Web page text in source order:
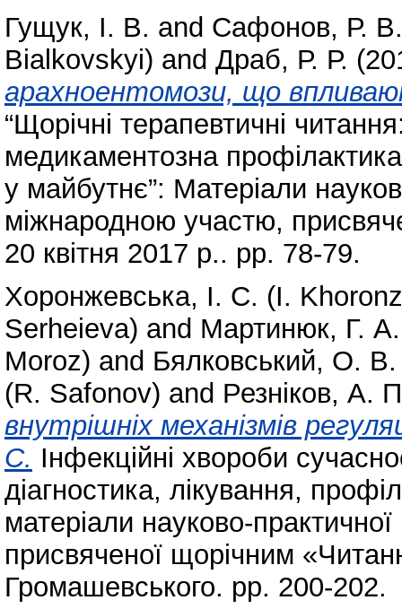
Гущук, І. В. and Сафонов, Р. В.
Bialkovskyi) and Драб, Р. Р.
арахноентомози, що
“Щорічні терапевтичні
медикаментозна
у майбутнє”: Матеріали
міжнародною участю,
20 квітня 2017 р.. pp. 78-79.
Хоронжевська, І. С. (I.
Serheieva) and Мартинюк, Г.
Moroz) and Бялковський, О.
(R. Safonov) and Резніков, А.
внутрішніх механізмів
С. Інфекційні хвороби
діагностика, лікування,
матеріали науково-
присвяченої щорічним
Громашевського. pp. 200-202.